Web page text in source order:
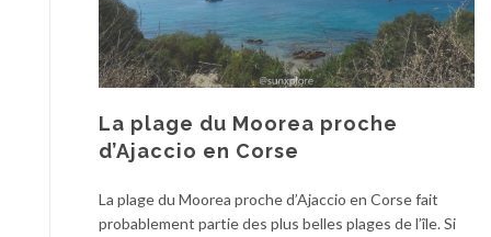
La plage du Moorea proche
d’Ajaccio en Corse
La plage du Moorea proche d’Ajaccio en Corse fait
probablement partie des plus belles plages de l’île. Si